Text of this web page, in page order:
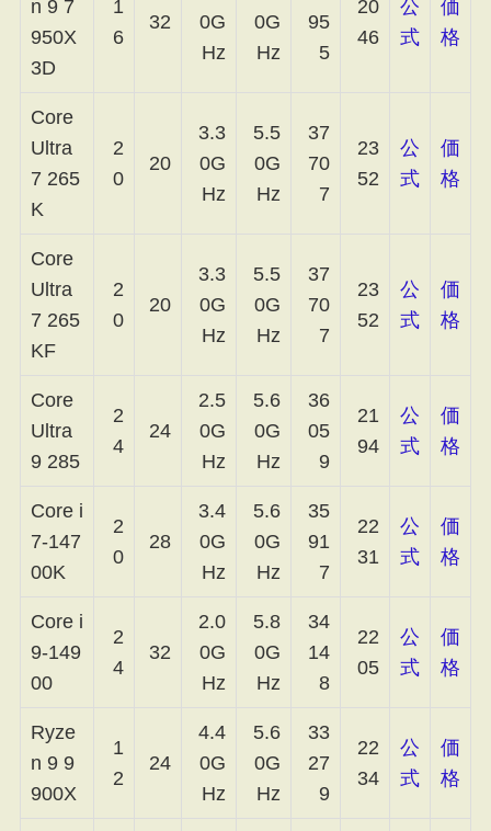
n 9 7
950X
3D
1
6
32
0G
Hz
0G
Hz
95
5
20
46
公
式
価
格
Core
Ultra
7 265
K
2
0
20
3.3
0G
Hz
5.5
0G
Hz
37
70
7
23
52
公
式
価
格
Core
Ultra
7 265
KF
2
0
20
3.3
0G
Hz
5.5
0G
Hz
37
70
7
23
52
公
式
価
格
Core
Ultra
9 285
2
4
24
2.5
0G
Hz
5.6
0G
Hz
36
05
9
21
94
公
式
価
格
Core i
7-147
00K
2
0
28
3.4
0G
Hz
5.6
0G
Hz
35
91
7
22
31
公
式
価
格
Core i
9-149
00
2
4
32
2.0
0G
Hz
5.8
0G
Hz
34
14
8
22
05
公
式
価
格
Ryze
n 9 9
900X
1
2
24
4.4
0G
Hz
5.6
0G
Hz
33
27
9
22
34
公
式
価
格